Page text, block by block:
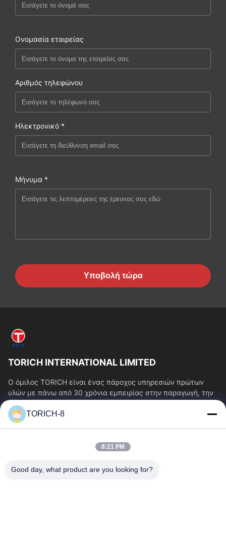
Ονομασία εταιρείας
Αριθμός τηλεφώνου
Ηλεκτρονικό *
Μήνυμα *
Υποβολή τώρα
TORICH INTERNATIONAL LIMITED
Ο όμιλος TORICH είναι ένας πάροχος υπηρεσιών πρώτων
υλών με πάνω από 30 χρόνια εμπειρίας στην παραγωγή, την
έρευνα και ανάπτυξη, το εμπόριο, την...
Γρήγοροι Σύνδεσμοι
Σχετικά Με Εμάς
Γύρος Εργοστασίων
Ποιοτικός Έλεγχος
TORICH-8
8:21 PM
Good day, what product are you looking for?